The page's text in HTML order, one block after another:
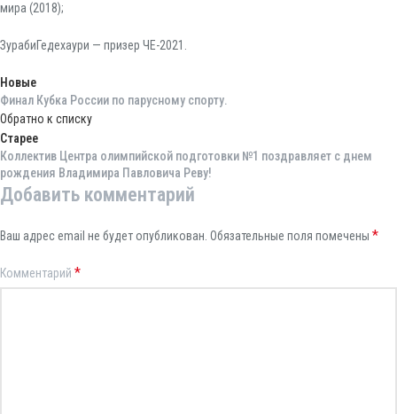
мира (2018);
ЗурабиГедехаури — призер ЧЕ-2021.
Новые
Финал Кубка России по парусному спорту.
Обратно к списку
Старее
Коллектив Центра олимпийской подготовки №1 поздравляет с днем
рождения Владимира Павловича Реву!
Добавить комментарий
Ваш адрес email не будет опубликован. Обязательные поля помечены *
Комментарий *